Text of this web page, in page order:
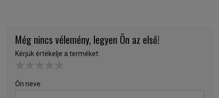
Még nincs vélemény, legyen Ön az első!
Kérjük értékelje a terméket:
Ön neve: